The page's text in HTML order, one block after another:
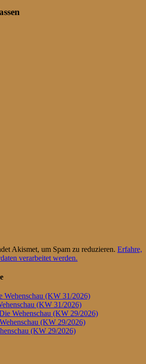
Akismet, um Spam zu reduzieren. Erfahre,
verarbeitet werden.
Wehenschau (KW 31/2026)
(KW 31/2026)
Wehenschau (KW 29/2026)
(KW 29/2026)
(KW 29/2026)